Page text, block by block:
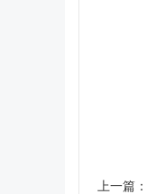
上一篇：